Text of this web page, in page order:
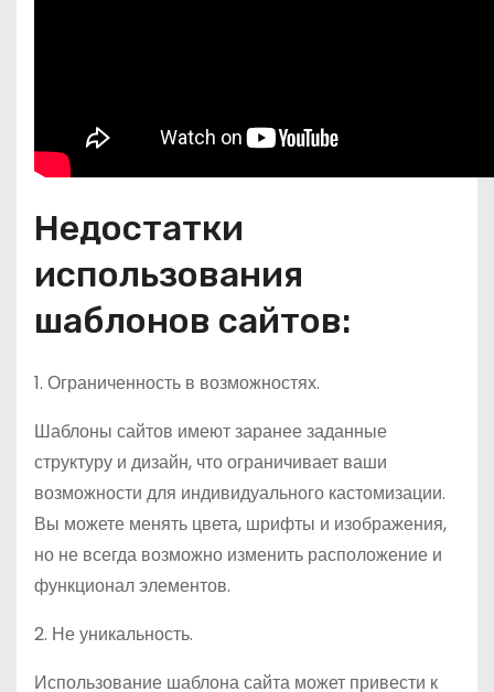
Недостатки
использования
шаблонов сайтов:
1. Ограниченность в возможностях.
Шаблоны сайтов имеют заранее заданные
структуру и дизайн, что ограничивает ваши
возможности для индивидуального кастомизации.
Вы можете менять цвета, шрифты и изображения,
но не всегда возможно изменить расположение и
функционал элементов.
2. Не уникальность.
Использование шаблона сайта может привести к